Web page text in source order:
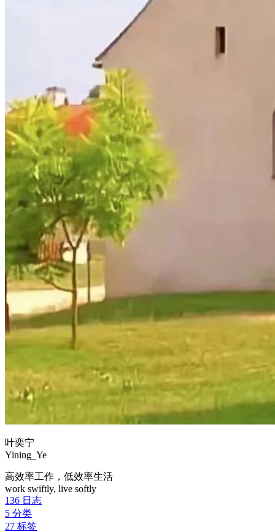
叶奕宁
Yining_Ye
高效率工作，低效率生活
work swiftly, live softly
136 日志
5 分类
27 标签